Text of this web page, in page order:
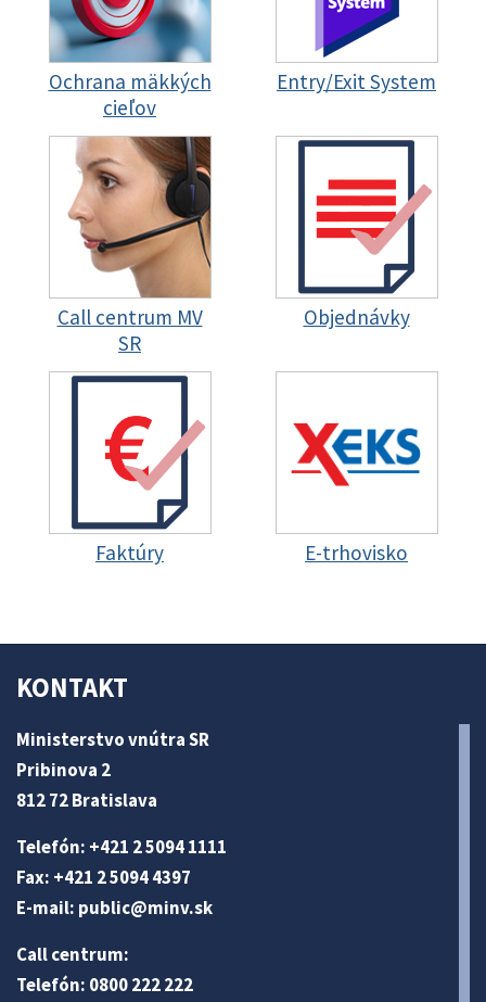
Ochrana mäkkých
cieľov
Entry/Exit System
Call centrum MV
SR
Objednávky
Faktúry E-trhovisko
KONTAKT
Ministerstvo vnútra SR
Pribinova 2
812 72 Bratislava
Telefón: +421 2 5094 1111
Fax: +421 2 5094 4397
E-mail: public@minv.sk
Call centrum:
Telefón: 0800 222 222